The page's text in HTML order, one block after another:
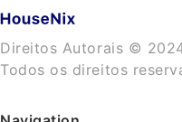
Direitos Autorais ©
Todos os direitos